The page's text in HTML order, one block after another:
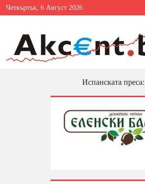
Четвъртък, 6 Август 2026
Испанската